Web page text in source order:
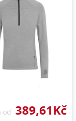
od 389,61Kč